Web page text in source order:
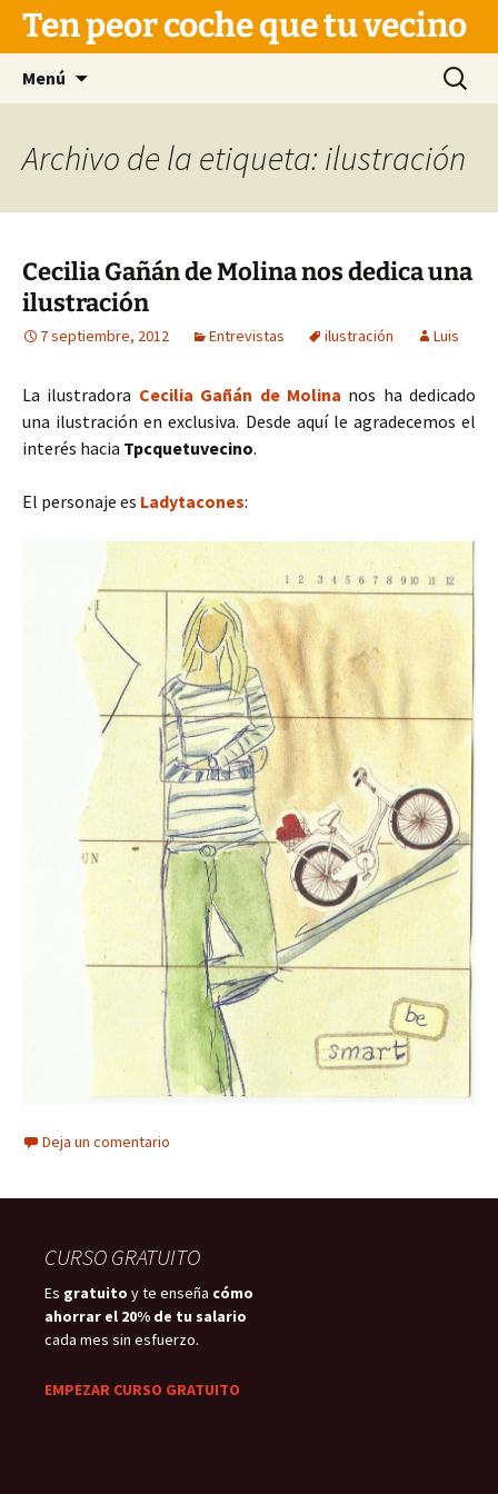
Saltar
contenido
Ten peor coche que tu vecino
Menú Buscar:
Archivo de la etiqueta: ilustración
Cecilia Gañán de Molina nos dedica una
ilustración
7 septiembre, 2012 Entrevistas ilustración Luis
La ilustradora Cecilia Gañán de Molina nos ha dedicado
una ilustración en exclusiva. Desde aquí le agradecemos el
interés hacia Tpcquetuvecino.
El personaje es Ladytacones:
Deja un comentario
CURSO GRATUITO
Es gratuito y te enseña cómo
ahorrar el 20% de tu salario
cada mes sin esfuerzo.
EMPEZAR CURSO GRATUITO